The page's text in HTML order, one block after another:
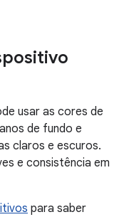
usar as cores de
de fundo e
claros e escuros.
e consistência em
para saber